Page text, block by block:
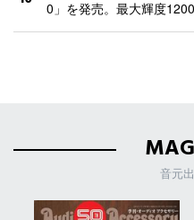
0」を発売。最大輝度
音元